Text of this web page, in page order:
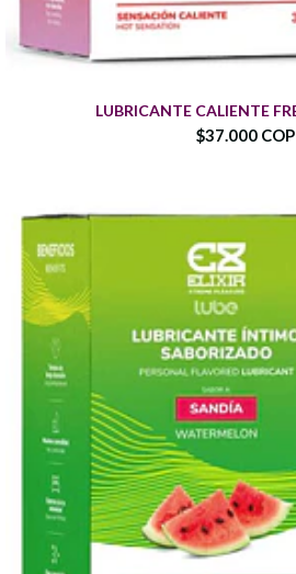
LUBRICANTE CALIENTE
$37.000 COP